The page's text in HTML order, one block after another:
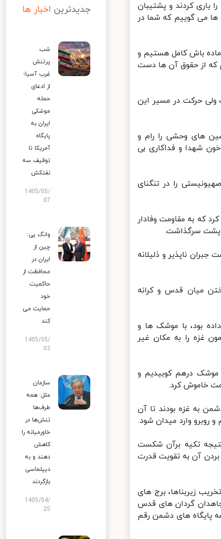
کردند و پشتیبان
می گوییم که شما در
باش کامل هستیم و
که از حقوق آن ها دست
حرکت در مسیر این
های وحشی را رام و
شهدا و فداکاری بی
را در تنگنای
که به مقاومت وفادار
پشت سرگذاشت.
ناپذیر و ذلیلانه
میان قدس و کرانه
بود، با موشک ها و
غزه را به مکان غیر
درهم کوبیدیم و
خاموش کرد.
به غزه بودند تا آن
وارد میدان شود.
تکیه برآن شکست
آن به تقویت قدرت
زیربناها، برج های
گردان های قدس
پایگاه های دشمن رقم
جدیدترین اخبار ها
شب
پرتنش
غرب آسیا؛
از ادعای
حمله
موشکی
ایران به
پایگاه
آمریکا تا
توقیف سه
نفتکش
1405/05/
07
وانگ یی:
چین از
ایران در
محافظت از
حاکمیت
خود
حمایت می
کند
1405/05/
03
سازمان
ملل: همه
طرف‌ها
تنش‌ها در
خاورمیانه را
کاهش
دهند و به
دیپلماسی
بازگردند
1405/04/
25